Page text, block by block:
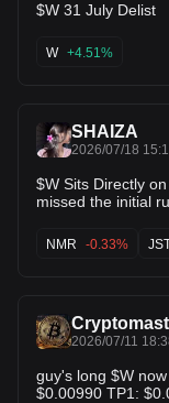
$W 31 July Delist
W +4.51%
SHAIZA
2026/07/18
$W Sits Directly on the Macro Accumulation Floor 🎯 If you
missed the initial
demand zone,
the iron clad
to build out over
NMR -0.33%
2026/07/11
guy's long $W now Entry: $0.01020 – $0.01035 | SL:
$0.00990 TP1: